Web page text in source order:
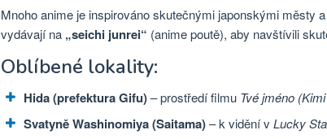
Mnoho anime je inspirováno skutečnými japonskými městy
vydávají na „seichi junrei“ (anime poutě), aby navštívili
Oblíbené lokality:
Hida (prefektura Gifu)– prostředí filmu Tvé jméno
Svatyně Washinomiya (Saitama)– k vidění v Lucky